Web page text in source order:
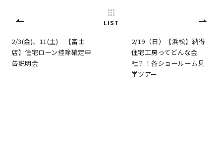
2/3(金)、11(土) 【富士
店】住宅ローン控除確定申
告説明会
LIST
2/19（日）【浜松】納得
住宅工房ってどんな会
社？！各ショールーム見
学ツアー